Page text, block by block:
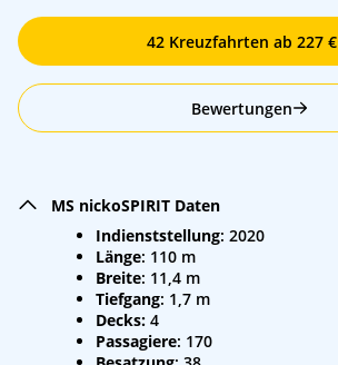
42 Kreuzfahrten ab 227 €
Bewertungen
MS nickoSPIRIT Daten
Indienststellung: 2020
Länge: 110 m
Breite: 11,4 m
Tiefgang: 1,7 m
Decks: 4
Passagiere: 170